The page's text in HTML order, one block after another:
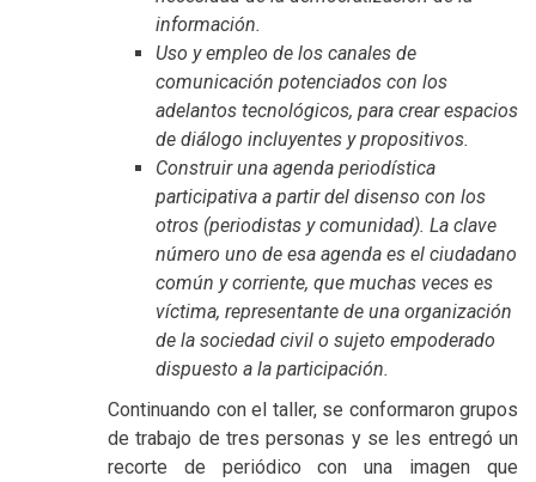
información.
Uso y empleo de los canales de
comunicación potenciados con los
adelantos tecnológicos, para crear espacios
de diálogo incluyentes y propositivos.
Construir una agenda periodística
participativa a partir del disenso con los
otros (periodistas y comunidad). La clave
número uno de esa agenda es el ciudadano
común y corriente, que muchas veces es
víctima, representante de una organización
de la sociedad civil o sujeto empoderado
dispuesto a la participación.
Continuando con el taller, se conformaron grupos
de trabajo de tres personas y se les entregó un
recorte de periódico con una imagen que